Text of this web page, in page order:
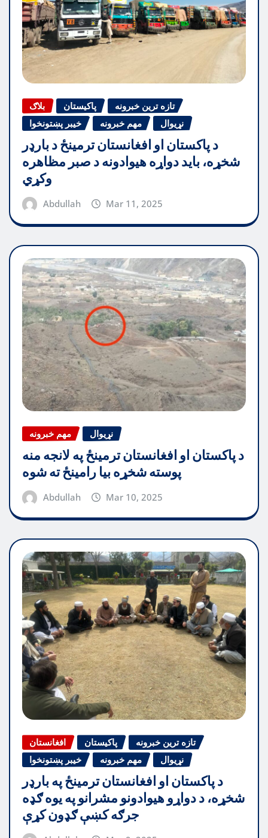
بلاګ پاکیستان
تازه ترین خبرونه
خیبر پښتونخوا
مهم خبرونه نړیوال
د پاکستان او افغانستان ترمینځ د بارډر
شخړه، باید دواړه هیوادونه د صبر مظاهره
وکړي
Abdullah Mar 11, 2025
مهم خبرونه نړیوال
د پاکستان او افغانستان ترمینځ په لانجه منه
پوسته شخړه بیا رامینځ ته شوه
Abdullah Mar 10, 2025
افغانستان پاکیستان
تازه ترین خبرونه
خیبر پښتونخوا
مهم خبرونه نړیوال
د پاکستان او افغانستان ترمینځ په بارډر
شخړه، د دواړو هیوادونو مشرانو په یوه ګډه
جرګه کښې ګډون کړې